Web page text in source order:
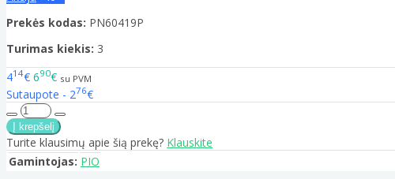
Prekės kodas: PN60419P
Turimas kiekis: 3
414€ 690€ su PVM
Sutaupote - 276€
Turite klausimų apie šią prekę? Klauskite
Gamintojas: PIO